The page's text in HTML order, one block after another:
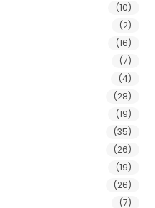
(10)
(2)
(16)
(7)
(4)
(28)
(19)
(35)
(26)
(19)
(26)
(7)